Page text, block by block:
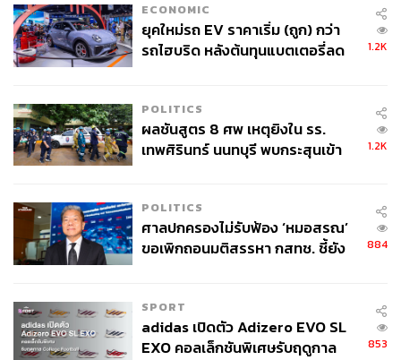
ABOUT THE AUTHOR
ทีมข่าว THE STANDARD
ECONOMIC
ยุคใหม่รถ EV ราคาเริ่ม (ถูก) กว่า
รถไฮบริด หลังต้นทุนแบตเตอรี่ลด
1.2K
POLITICS
ผลชันสูตร 8 ศพ เหตุยิงใน รร.
เทพศิรินทร์ นนทบุรี พบกระสุนเข้า
1.2K
POLITICS
ศาลปกครองไม่รับฟ้อง ‘หมอสรณ’
ขอเพิกถอนมติสรรหา กสทช. ชี้ยัง
884
SPORT
adidas เปิดตัว Adizero EVO SL
EXO คอลเล็กชันพิเศษรับฤดูกาล
853